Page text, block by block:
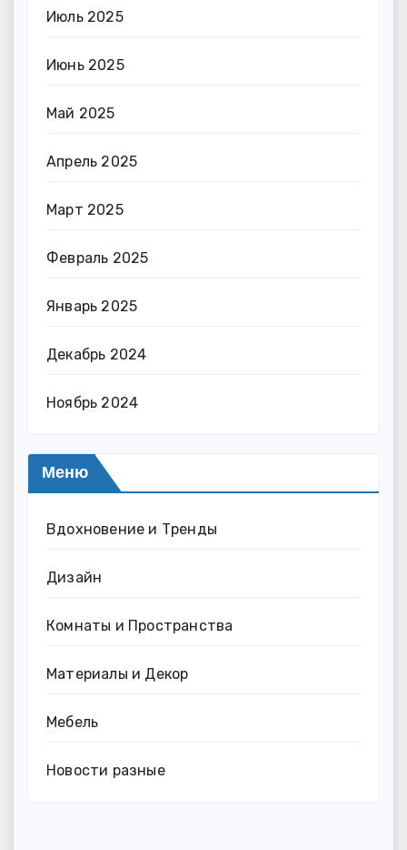
Июль 2025
Июнь 2025
Май 2025
Апрель 2025
Март 2025
Февраль 2025
Январь 2025
Декабрь 2024
Ноябрь 2024
Меню
Вдохновение и Тренды
Дизайн
Комнаты и Пространства
Материалы и Декор
Мебель
Новости разные